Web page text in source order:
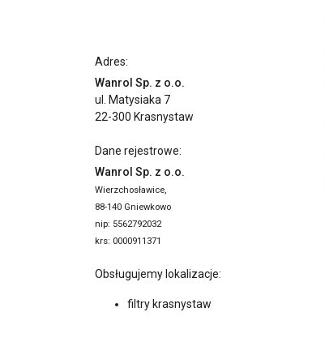
Adres:
Wanrol Sp. z o.o.
ul. Matysiaka 7
22-300 Krasnystaw
Dane rejestrowe:
Wanrol Sp. z o.o.
Wierzchosławice,
88-140 Gniewkowo
nip: 5562792032
krs: 0000911371
Obsługujemy lokalizacje:
filtry krasnystaw